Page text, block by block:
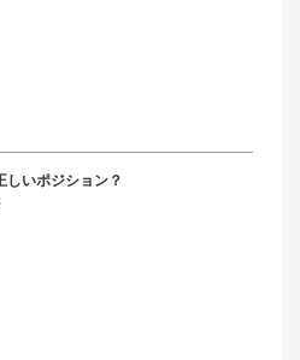
しいポジション？